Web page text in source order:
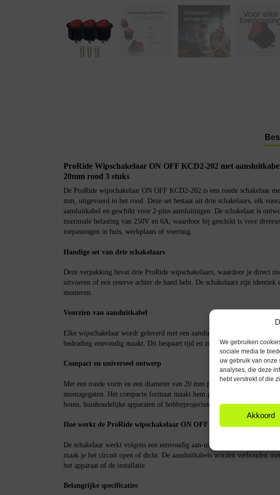
We gebruiken
sociale media te
uw gebruik van onze
analyses, die deze
hebt verstrekt of die
Akkoord
ProRide Wipschakelaar ON OFF KCD2-202 met
20mm rood 3 stuks
De ProRide wipschakelaar ON OFF KCD2-202 is een ronde schakelaar
mm, uitgevoerd in het rood. Deze set bestaat uit drie schakelaars, elk
aansluitkabel en geschikt voor 2-pins aansluitingen. De schakelaar is
maximale belasting van 250V en 6A, waardoor hij geschikt is voor
toepassingen in huis, werkplaats of voertuig.
Handige set van drie schakelaars
Deze verpakking bevat drie ProRide wipschakelaars, waardoor je direct
uitvoeren of een reserve achter de hand hebt. De schakelaars zijn identiek
monteren.
Voorzien van aansluitkabel
Elke wipschakelaar wordt geleverd met een aansluitkabel, wat het
bedrading eenvoudig maakt. Dit bespaart tijd en zorgt voor een nette
Compact en universeel ontwerp
Met een ronde vorm en een diameter van 20 mm past deze schakelaar in
montagegaten. Het compacte formaat maakt hem geschikt voor gebruik in
boten, huishoudelijke apparaten of hobbyprojecten.
Hoe werkt de ProRide wipschakelaar ON OFF KCD2-202
De schakelaar werkt volgens een eenvoudig aan-uit principe. Door de
maak je het circuit open of dicht. De aansluitkabels worden verbonden
het apparaat of de installatie.
Belangrijke specificaties